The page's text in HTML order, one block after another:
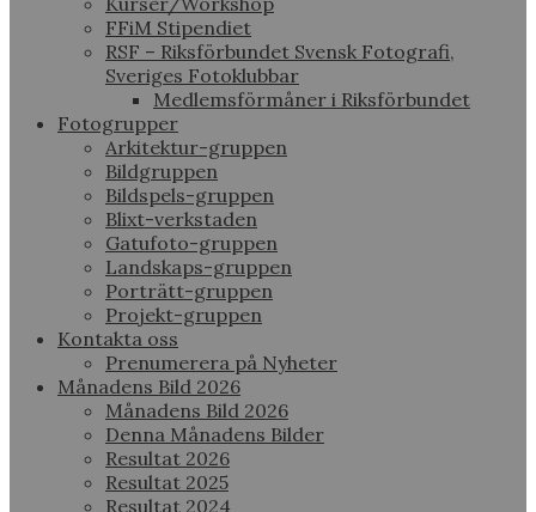
FFiM Stipendiet
RSF – Riksförbundet Svensk Fotografi,
Sveriges Fotoklubbar
Medlemsförmåner i Riksförbundet
Fotogrupper
Arkitektur-gruppen
Bildgruppen
Bildspels-gruppen
Blixt-verkstaden
Gatufoto-gruppen
Landskaps-gruppen
Porträtt-gruppen
Projekt-gruppen
Kontakta oss
Prenumerera på Nyheter
Månadens Bild 2026
Månadens Bild 2026
Denna Månadens Bilder
Resultat 2026
Resultat 2025
Resultat 2024